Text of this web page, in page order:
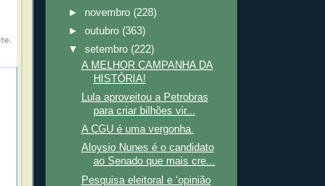
► novembro(228)
►outubro(363)
▼setembro(222)
A MELHOR CAMPANHA DA
HISTÓRIA!
Lula aproveitou a Petrobras
para criar bilhões vir...
A CGU é uma vergonha.
Aloysio Nunes é o candidato
ao Senado que mais cre...
Pesquisa eleitoral e ‘opinião